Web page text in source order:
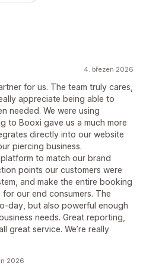
4. březen 2026
for us. The team truly cares,
appreciate being able to
needed. We were using
to Booxi gave us a much more
directly into our website
piercing business.
to match our brand
points our customers were
and make the entire booking
our end consumers. The
but also powerful enough
needs. Great reporting,
great service. We’re really
2026